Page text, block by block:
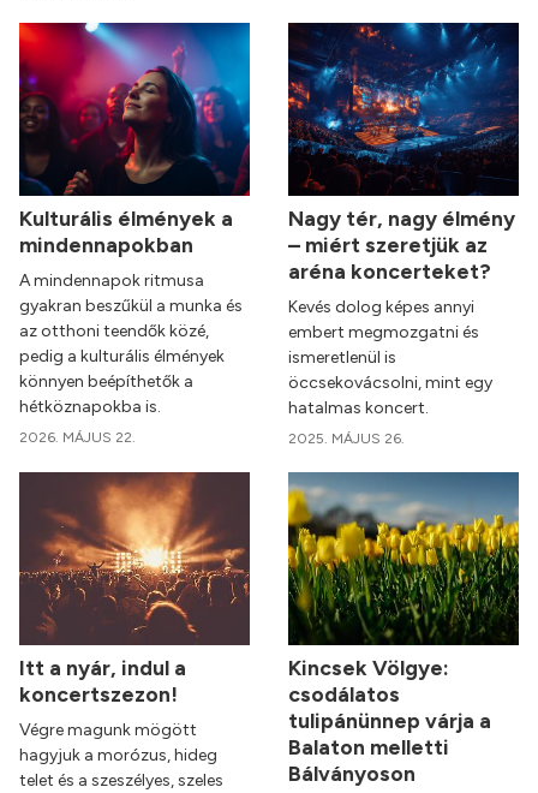
Kulturális élmények a
mindennapokban
A mindennapok ritmusa
gyakran beszűkül a munka és
az otthoni teendők közé,
pedig a kulturális élmények
könnyen beépíthetők a
hétköznapokba is.
2026. MÁJUS 22.
Nagy tér, nagy élmény
– miért szeretjük az
aréna koncerteket?
Kevés dolog képes annyi
embert megmozgatni és
ismeretlenül is
öccsekovácsolni, mint egy
hatalmas koncert.
2025. MÁJUS 26.
Itt a nyár, indul a
koncertszezon!
Végre magunk mögött
hagyjuk a morózus, hideg
telet és a szeszélyes, szeles
Kincsek Völgye:
csodálatos
tulipánünnep várja a
Balaton melletti
Bálványoson